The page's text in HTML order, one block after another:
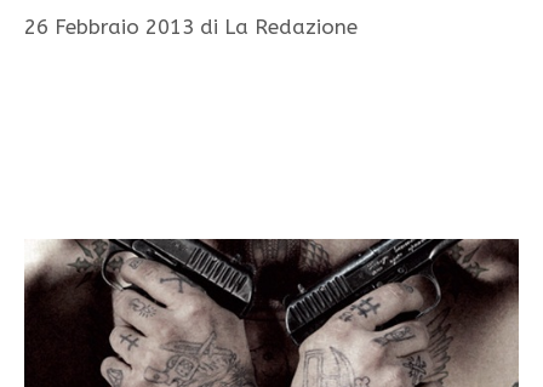
26 Febbraio 2013 di La Redazione